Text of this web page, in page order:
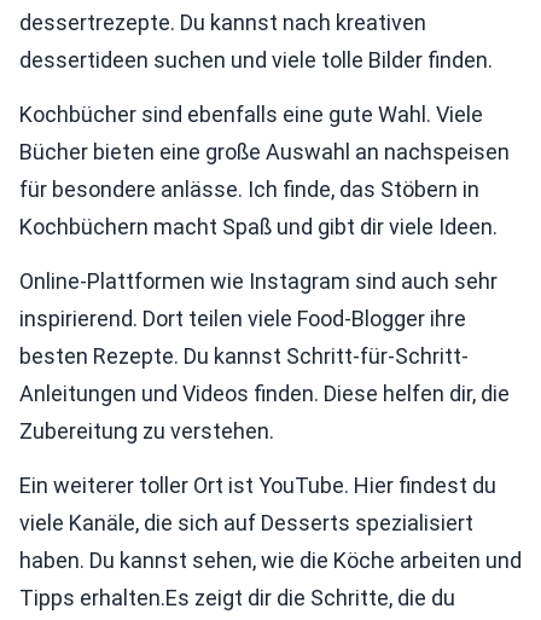
dessertrezepte. Du kannst nach kreativen
dessertideen suchen und viele tolle Bilder finden.
Kochbücher sind ebenfalls eine gute Wahl. Viele
Bücher bieten eine große Auswahl an nachspeisen
für besondere anlässe. Ich finde, das Stöbern in
Kochbüchern macht Spaß und gibt dir viele Ideen.
Online-Plattformen wie Instagram sind auch sehr
inspirierend. Dort teilen viele Food-Blogger ihre
besten Rezepte. Du kannst Schritt-für-Schritt-
Anleitungen und Videos finden. Diese helfen dir, die
Zubereitung zu verstehen.
Ein weiterer toller Ort ist YouTube. Hier findest du
viele Kanäle, die sich auf Desserts spezialisiert
haben. Du kannst sehen, wie die Köche arbeiten und
Tipps erhalten.Es zeigt dir die Schritte, die du